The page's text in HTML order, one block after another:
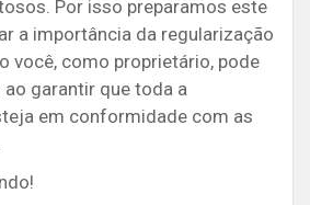
Por isso preparamos este
a importância da regularização
você, como proprietário, pode
garantir que toda a
em conformidade com as